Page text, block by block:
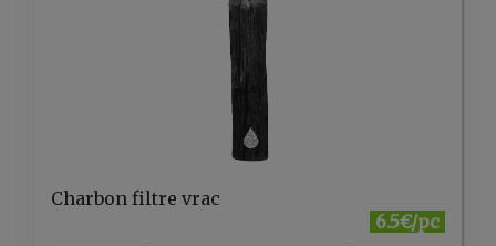
Charbon filtre vrac
6.5€/pc